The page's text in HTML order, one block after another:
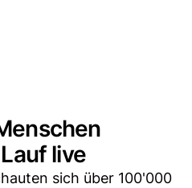
live
sich über 100'000